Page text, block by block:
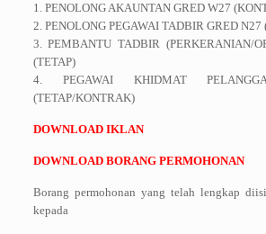
1. PENOLONG AKAUNTAN GRED W27
2. PENOLONG PEGAWAI TADBIR GRED
3. PEMBANTU TADBIR (PERKERANIAN/
(TETAP)
4. PEGAWAI KHIDMAT
(TETAP/KONTRAK)
DOWNLOAD IKLAN
DOWNLOAD BORANG PERMOHONAN
Borang permohonan yang telah lengkap
kepada